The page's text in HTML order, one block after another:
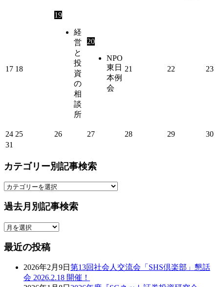
17 18
19
経
営
と
投
資
の
相
談
所
20
NPO
東日
本例
会
21 22 23
24 25 26 27 28 29
30
31
カテゴリー別記事検索
カ
ゴ
ー
記
過去月別記事検索
過
月
最近の投稿
2026年2月9日 第13回社会人交流会「SHS倶楽部」懇話
会 2026.2.18 開催！